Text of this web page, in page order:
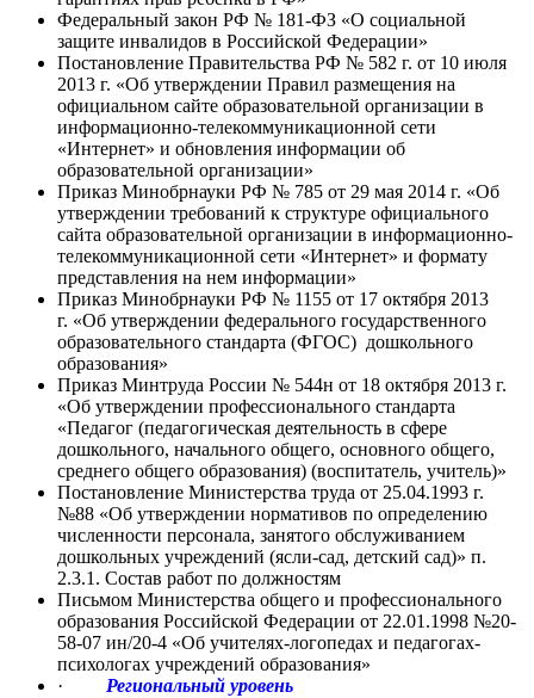
Федеральный закон РФ № 181-ФЗ «О социальной
защите инвалидов в Российской Федерации»
Постановление Правительства РФ № 582 г. от 10 июля
2013 г. «Об утверждении Правил размещения на
официальном сайте образовательной организации в
информационно-телекоммуникационной сети
«Интернет» и обновления информации об
образовательной организации»
Приказ Минобрнауки РФ № 785 от 29 мая 2014 г. «Об
утверждении требований к структуре официального
сайта образовательной организации в информационно-
телекоммуникационной сети «Интернет» и формату
представления на нем информации»
Приказ Минобрнауки РФ № 1155 от 17 октября 2013
г. «Об утверждении федерального государственного
образовательного стандарта (ФГОС) дошкольного
образования»
Приказ Минтруда России № 544н от 18 октября 2013 г.
«Об утверждении профессионального стандарта
«Педагог (педагогическая деятельность в сфере
дошкольного, начального общего, основного общего,
среднего общего образования) (воспитатель, учитель)»
Постановление Министерства труда от 25.04.1993 г.
№88 «Об утверждении нормативов по определению
численности персонала, занятого обслуживанием
дошкольных учреждений (ясли-сад, детский сад)» п.
2.3.1. Состав работ по должностям
Письмом Министерства общего и профессионального
образования Российской Федерации от 22.01.1998 №20-
58-07 ин/20-4 «Об учителях-логопедах и педагогах-
психологах учреждений образования»
·
Региональный уровень